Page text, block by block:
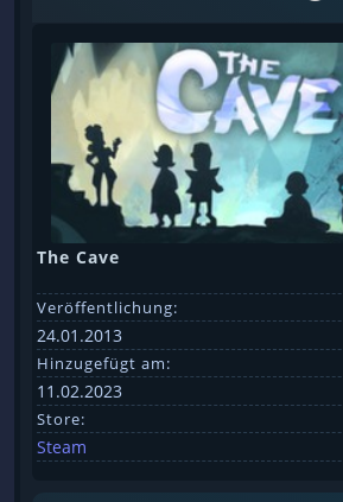
The Cave
Veröffentlichung:
24.01.2013
Hinzugefügt am:
11.02.2023
Store:
Steam